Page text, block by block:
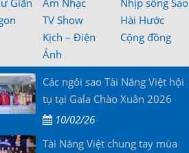
Giãn
Âm Nhạc
TV Show
Kịch – Điện
Ảnh
Nhịp sống Sao
Hài Hước
Cộng đồng
Các ngôi sao Tài Năng Việt hội
tụ tại Gala Chào Xuân 2026
10/02/26
Tài Năng Việt chung tay mùa